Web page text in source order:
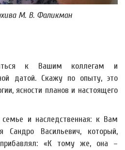
М. В. Фаликман
к Вашим коллегам и
датой. Скажу по опыту, это
ясности планов и настоящего
и наследственная: к Вам
Сандро Васильевич, который,
«К тому же, она –